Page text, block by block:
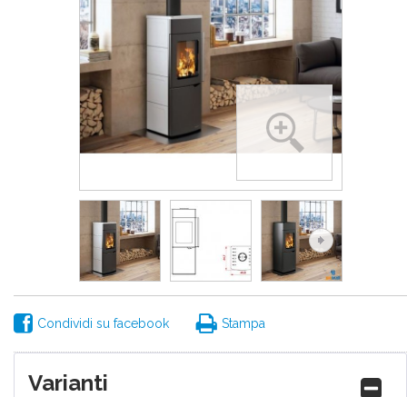
Condividi su facebook Stampa
Varianti